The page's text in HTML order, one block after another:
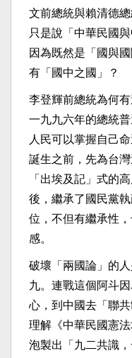
文前總統與賴清德
只是說「中華民國
因為既然是「國與
有「國中之國」？
李登輝前總統為何
一九九六年的總統
人民可以掌握自己
誕生之前，先為台
「出埃及記」式的
後，繼承了國民黨
位，不但有繼承性
感。
破壞「兩國論」的
九。連戰這個阿斗
心，到中國去「聯
理解《中華民國憲
泡製出「九二共識